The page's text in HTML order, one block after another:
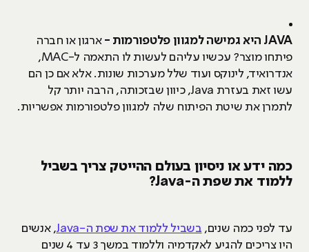
JAVA היא גמישה למגוון פלטפורמות -
ארגון או חברה
פיתחו מוצר? עכשיו עליהם לעשות לו התאמה ל-MAC,
אנדרואיד, לינוקס ועוד שלל מערכות שונות. אלא אם כן הם
עשו זאת בעזרת Java, כיוון שבזכותה, הרבה יותר קל
לתמרן את שיטת הפיתוח שלה למגוון פלטפורמות אפשריות.
כמה ידע או ניסיון בעולם ההייטק צריך בשביל
ללמוד את שפת ה-Java?
עד לפני כמה שנים, בשביל ללמוד את שפת ה-Java
, אנשים
היו צריכים להגיע לאקדמיה וללמוד במשך 3 עד 4 שנים